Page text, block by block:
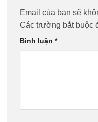
Email của bạn sẽ
Các trường bắt buộc
Bình luận *